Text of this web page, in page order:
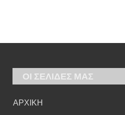
ΟΙ ΣΕΛΙΔΕΣ ΜΑΣ
ΑΡΧΙΚΗ